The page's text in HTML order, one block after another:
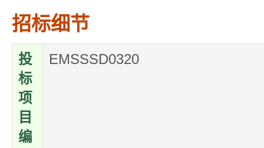
招标细节
投
标
项
目
编
EMSSSD0320